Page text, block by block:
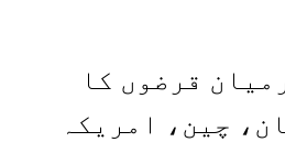
قرضوں کا
میں جاپان، چین، امریکہ